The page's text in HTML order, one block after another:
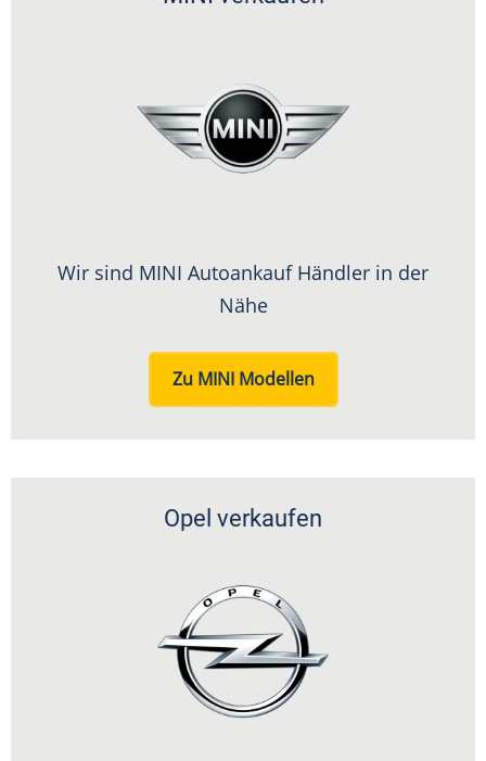
Wir sind MINI Autoankauf Händler in der
Nähe
Zu MINI Modellen
Opel verkaufen